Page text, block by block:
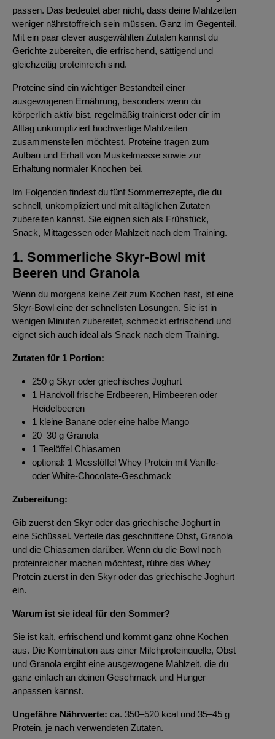
passen. Das bedeutet aber nicht, dass deine Mahlzeiten
weniger nährstoffreich sein müssen. Ganz im Gegenteil.
Mit ein paar clever ausgewählten Zutaten kannst du
Gerichte zubereiten, die erfrischend, sättigend und
gleichzeitig proteinreich sind.
Proteine sind ein wichtiger Bestandteil einer
ausgewogenen Ernährung, besonders wenn du
körperlich aktiv bist, regelmäßig trainierst oder dir im
Alltag unkompliziert hochwertige Mahlzeiten
zusammenstellen möchtest. Proteine tragen zum
Aufbau und Erhalt von Muskelmasse sowie zur
Erhaltung normaler Knochen bei.
Im Folgenden findest du fünf Sommerrezepte, die du
schnell, unkompliziert und mit alltäglichen Zutaten
zubereiten kannst. Sie eignen sich als Frühstück,
Snack, Mittagessen oder Mahlzeit nach dem Training.
1. Sommerliche Skyr-Bowl mit
Beeren und Granola
Wenn du morgens keine Zeit zum Kochen hast, ist eine
Skyr-Bowl eine der schnellsten Lösungen. Sie ist in
wenigen Minuten zubereitet, schmeckt erfrischend und
eignet sich auch ideal als Snack nach dem Training.
Zutaten für 1 Portion:
250 g Skyr oder griechisches Joghurt
1 Handvoll frische Erdbeeren, Himbeeren oder
Heidelbeeren
1 kleine Banane oder eine halbe Mango
20–30 g Granola
1 Teelöffel Chiasamen
optional: 1 Messlöffel Whey Protein mit Vanille-
oder White-Chocolate-Geschmack
Zubereitung:
Gib zuerst den Skyr oder das griechische Joghurt in
eine Schüssel. Verteile das geschnittene Obst, Granola
und die Chiasamen darüber. Wenn du die Bowl noch
proteinreicher machen möchtest, rühre das Whey
Protein zuerst in den Skyr oder das griechische Joghurt
ein.
Warum ist sie ideal für den Sommer?
Sie ist kalt, erfrischend und kommt ganz ohne Kochen
aus. Die Kombination aus einer Milchproteinquelle, Obst
und Granola ergibt eine ausgewogene Mahlzeit, die du
ganz einfach an deinen Geschmack und Hunger
anpassen kannst.
Ungefähre Nährwerte: ca. 350–520 kcal und 35–45 g
Protein, je nach verwendeten Zutaten.